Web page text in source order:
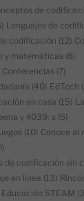
de
Lenguajes de
codificación (12)
y matemáticas (8)
Conferencias (7)
(40) EdTech
en casa (15)
y #039; s (5)
(10) Conoce al
de codificación sin
en línea (13)
Educación STEAM